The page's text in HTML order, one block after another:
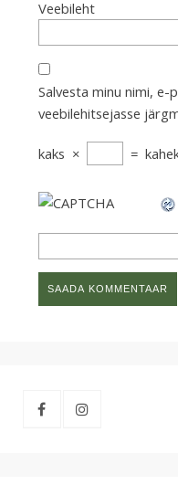
Veebileht
Salvesta minu nimi, e-
veebilehitsejasse
kaks × =